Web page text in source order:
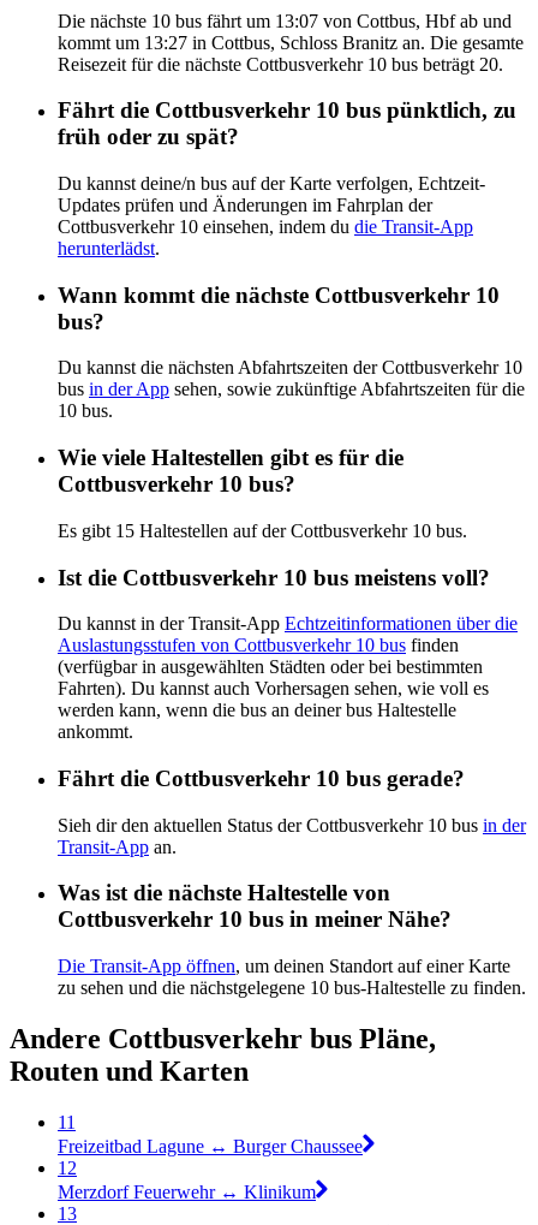
Die nächste 10 bus fährt um 13:07 von Cottbus, Hbf ab und
kommt um 13:27 in Cottbus, Schloss Branitz an. Die gesamte
Reisezeit für die nächste Cottbusverkehr 10 bus beträgt 20.
Fährt die Cottbusverkehr 10 bus pünktlich, zu
früh oder zu spät?
Du kannst deine/n bus auf der Karte verfolgen, Echtzeit-
Updates prüfen und Änderungen im Fahrplan der
Cottbusverkehr 10 einsehen, indem du die Transit-App
herunterlädst.
Wann kommt die nächste Cottbusverkehr 10
bus?
Du kannst die nächsten Abfahrtszeiten der Cottbusverkehr 10
bus in der App sehen, sowie zukünftige Abfahrtszeiten für die
10 bus.
Wie viele Haltestellen gibt es für die
Cottbusverkehr 10 bus?
Es gibt 15 Haltestellen auf der Cottbusverkehr 10 bus.
Ist die Cottbusverkehr 10 bus meistens voll?
Du kannst in der Transit-App Echtzeitinformationen über die
Auslastungsstufen von Cottbusverkehr 10 bus finden
(verfügbar in ausgewählten Städten oder bei bestimmten
Fahrten). Du kannst auch Vorhersagen sehen, wie voll es
werden kann, wenn die bus an deiner bus Haltestelle
ankommt.
Fährt die Cottbusverkehr 10 bus gerade?
Sieh dir den aktuellen Status der Cottbusverkehr 10 bus in der
Transit-App an.
Was ist die nächste Haltestelle von
Cottbusverkehr 10 bus in meiner Nähe?
Die Transit-App öffnen, um deinen Standort auf einer Karte
zu sehen und die nächstgelegene 10 bus-Haltestelle zu finden.
Andere Cottbusverkehr bus Pläne,
Routen und Karten
11
Freizeitbad Lagune ↔︎ Burger Chaussee
12
Merzdorf Feuerwehr ↔︎ Klinikum
13